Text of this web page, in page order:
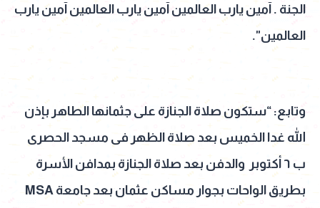
الجنة . آمين يارب العالمين آمين يارب العالمين آمين يارب
العالمين".
وتابع: “ستكون صلاة الجنازة على جثمانها الطاهر بإذن
الله غدا الخميس بعد صلاة الظهر فى مسجد الحصرى
ب ٦ أكتوبر والدفن بعد صلاة الجنازة بمدافن الأسرة
بطريق الواحات بجوار مساكن عثمان بعد جامعة MSA